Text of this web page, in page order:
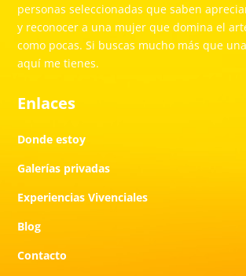
personas seleccionadas que saben
y reconocer a una mujer que domina el
como pocas. Si buscas mucho más que
aquí me tienes.
Enlaces
Donde estoy
Galerías privadas
Experiencias Vivenciales
Blog
Contacto